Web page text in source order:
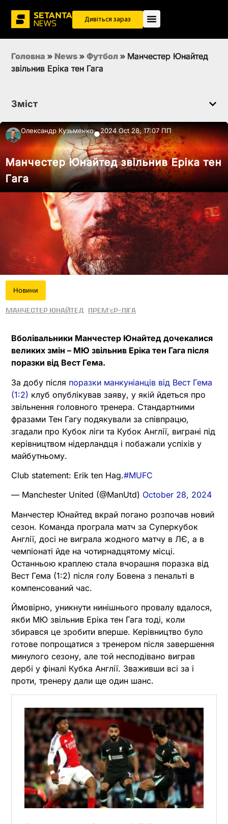
Дивіться зараз
Головна » News » Футбол » Манчестер Юнайтед
звільнив Еріка тен Гага
Зміст
Олександр Кузьменко●2024 Oct 28, 17:07 ПП
Манчестер Юнайтед звільнив Еріка тен
Гага
Новини
Манчестер Юнайтед Прем'єр-ліга
Вболівальники Манчестер Юнайтед дочекалися
великих змін – МЮ звільнив Еріка тен Гага після
поразки від Вест Гема.
За добу після поразки манкуніанців від Вест Гема
(1:2) клуб опублікував заяву, у якій йдеться про
звільнення головного тренера. Стандартними
фразами Тен Гагу подякували за співпрацю,
згадали про Кубок ліги та Кубок Англії, виграні під
керівництвом нідерландця і побажали успіхів у
майбутньому.
Club statement: Erik ten Hag.#MUFC
— Manchester United (@ManUtd) October 28, 2024
Манчестер Юнайтед вкрай погано розпочав новий
сезон. Команда програла матч за Суперкубок
Англії, досі не виграла жодного матчу в ЛЄ, а в
чемпіонаті йде на чотирнадцятому місці.
Останньою краплею стала вчорашня поразка від
Вест Гема (1:2) після голу Бовена з пенальті в
компенсований час.
Ймовірно, уникнути нинішнього провалу вдалося,
якби МЮ звільнив Еріка тен Гага тоді, коли
збирався це зробити вперше. Керівництво було
готове попрощатися з тренером після завершення
минулого сезону, але той несподівано виграв
дербі у фіналі Кубка Англії. Зваживши всі за і
проти, тренеру дали ще один шанс.